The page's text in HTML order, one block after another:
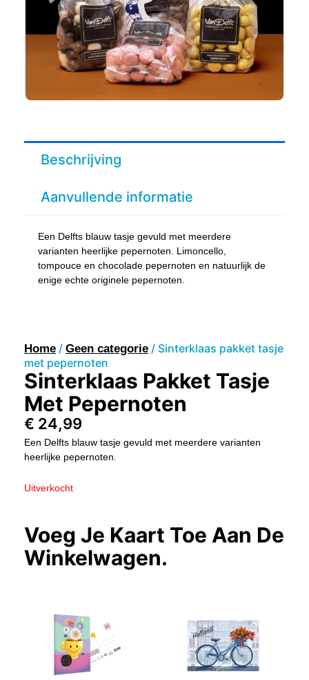
Beschrijving
Aanvullende informatie
Een Delfts blauw tasje gevuld met meerdere
varianten heerlijke pepernoten. Limoncello,
tompouce en chocolade pepernoten en natuurlijk de
enige echte originele pepernoten.
Home / Geen categorie / Sinterklaas pakket tasje
met pepernoten
Sinterklaas Pakket Tasje
Met Pepernoten
€ 24,99
Een Delfts blauw tasje gevuld met meerdere varianten
heerlijke pepernoten.
Uitverkocht
Voeg Je Kaart Toe Aan De
Winkelwagen.